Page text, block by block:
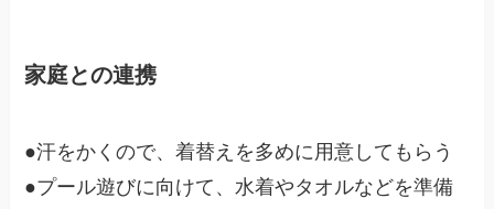
家庭との連携
●汗をかくので、着替えを多めに用意してもらう
●プール遊びに向けて、水着やタオルなどを準備